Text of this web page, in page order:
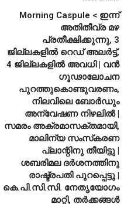
Morning Caspule < ഇന്ന്
അതിതീവ്ര മഴ
പ്രതീക്ഷിക്കുന്നു, 3
ജില്ലകളില്‍ റെഡ് അലര്‍ട്ട്,
4 ജില്ലകളില്‍ അവധി | വന്‍
ഗൂഢാലോചന
പുറത്തുകൊണ്ടുവരണം,
നിലവിലെ ബോര്‍ഡും
അന്വേഷണ നിഴലില്‍ |
സമരം അക്രമാസക്തമായി,
മാലിന്യ സംസ്‌കരണ
പ്ലാന്റിനു തീയിട്ടു |
ശബരിമല ദര്‍ശനത്തിനു
രാഷ്ട്രപതി പുറപ്പെട്ടു |
കെ.പി.സി.സി. നേതൃയോഗം
മാറ്റി, തര്‍ക്കങ്ങള്‍